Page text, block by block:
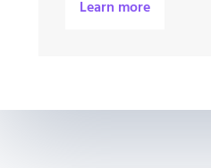
Learn more